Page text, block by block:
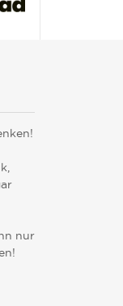
nur